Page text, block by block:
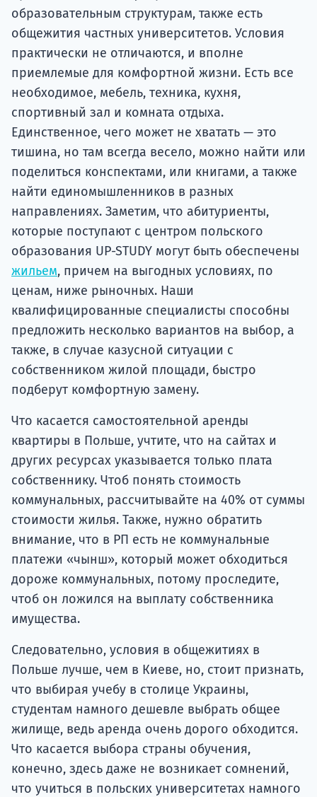
образовательным структурам, также есть
общежития частных университетов. Условия
практически не отличаются, и вполне
приемлемые для комфортной жизни. Есть все
необходимое, мебель, техника, кухня,
спортивный зал и комната отдыха.
Единственное, чего может не хватать — это
тишина, но там всегда весело, можно найти или
поделиться конспектами, или книгами, а также
найти единомышленников в разных
направлениях. Заметим, что абитуриенты,
которые поступают с центром польского
образования UP-STUDY могут быть обеспечены
жильем, причем на выгодных условиях, по
ценам, ниже рыночных. Наши
квалифицированные специалисты способны
предложить несколько вариантов на выбор, а
также, в случае казусной ситуации с
собственником жилой площади, быстро
подберут комфортную замену.
Что касается самостоятельной аренды
квартиры в Польше, учтите, что на сайтах и
других ресурсах указывается только плата
собственнику. Чтоб понять стоимость
коммунальных, рассчитывайте на 40% от суммы
стоимости жилья. Также, нужно обратить
внимание, что в РП есть не коммунальные
платежи «чынш», который может обходиться
дороже коммунальных, потому проследите,
чтоб он ложился на выплату собственника
имущества.
Следовательно, условия в общежитиях в
Польше лучше, чем в Киеве, но, стоит признать,
что выбирая учебу в столице Украины,
студентам намного дешевле выбрать общее
жилище, ведь аренда очень дорого обходится.
Что касается выбора страны обучения,
конечно, здесь даже не возникает сомнений,
что учиться в польских университетах намного